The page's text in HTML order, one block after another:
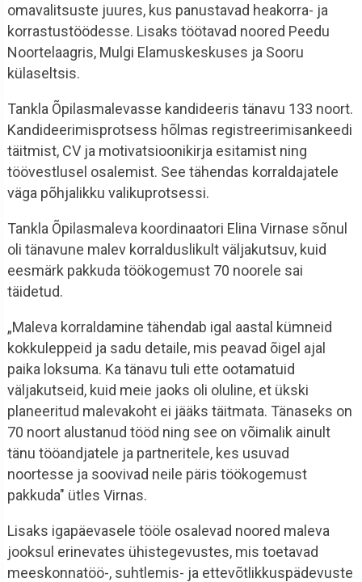
omavalitsuste juures, kus panustavad heakorra- ja
korrastustöödesse. Lisaks töötavad noored Peedu
Noortelaagris, Mulgi Elamuskeskuses ja Sooru
külaseltsis.
Tankla Õpilasmalevasse kandideeris tänavu 133 noort.
Kandideerimisprotsess hõlmas registreerimisankeedi
täitmist, CV ja motivatsioonikirja esitamist ning
töövestlusel osalemist. See tähendas korraldajatele
väga põhjalikku valikuprotsessi.
Tankla Õpilasmaleva koordinaatori Elina Virnase sõnul
oli tänavune malev korralduslikult väljakutsuv, kuid
eesmärk pakkuda töökogemust 70 noorele sai
täidetud.
„Maleva korraldamine tähendab igal aastal kümneid
kokkuleppeid ja sadu detaile, mis peavad õigel ajal
paika loksuma. Ka tänavu tuli ette ootamatuid
väljakutseid, kuid meie jaoks oli oluline, et ükski
planeeritud malevakoht ei jääks täitmata. Tänaseks on
70 noort alustanud tööd ning see on võimalik ainult
tänu tööandjatele ja partneritele, kes usuvad
noortesse ja soovivad neile päris töökogemust
pakkuda" ütles Virnas.
Lisaks igapäevasele tööle osalevad noored maleva
jooksul erinevates ühistegevustes, mis toetavad
meeskonnatöö-, suhtlemis- ja ettevõtlikkuspädevuste